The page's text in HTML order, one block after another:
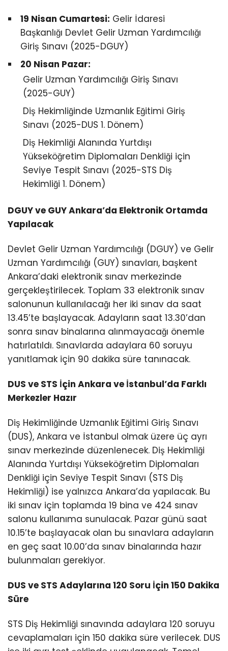
19 Nisan Cumartesi: Gelir İdaresi
Başkanlığı Devlet Gelir Uzman Yardımcılığı
Giriş Sınavı (2025-DGUY)
20 Nisan Pazar:
Gelir Uzman Yardımcılığı Giriş Sınavı
(2025-GUY)
Diş Hekimliğinde Uzmanlık Eğitimi Giriş
Sınavı (2025-DUS 1. Dönem)
Diş Hekimliği Alanında Yurtdışı
Yükseköğretim Diplomaları Denkliği için
Seviye Tespit Sınavı (2025-STS Diş
Hekimliği 1. Dönem)
DGUY ve GUY Ankara’da Elektronik Ortamda
Yapılacak
Devlet Gelir Uzman Yardımcılığı (DGUY) ve Gelir
Uzman Yardımcılığı (GUY) sınavları, başkent
Ankara’daki elektronik sınav merkezinde
gerçekleştirilecek. Toplam 33 elektronik sınav
salonunun kullanılacağı her iki sınav da saat
13.45’te başlayacak. Adayların saat 13.30’dan
sonra sınav binalarına alınmayacağı önemle
hatırlatıldı. Sınavlarda adaylara 60 soruyu
yanıtlamak için 90 dakika süre tanınacak.
DUS ve STS İçin Ankara ve İstanbul’da Farklı
Merkezler Hazır
Diş Hekimliğinde Uzmanlık Eğitimi Giriş Sınavı
(DUS), Ankara ve İstanbul olmak üzere üç ayrı
sınav merkezinde düzenlenecek. Diş Hekimliği
Alanında Yurtdışı Yükseköğretim Diplomaları
Denkliği için Seviye Tespit Sınavı (STS Diş
Hekimliği) ise yalnızca Ankara’da yapılacak. Bu
iki sınav için toplamda 19 bina ve 424 sınav
salonu kullanıma sunulacak. Pazar günü saat
10.15’te başlayacak olan bu sınavlara adayların
en geç saat 10.00’da sınav binalarında hazır
bulunmaları gerekiyor.
DUS ve STS Adaylarına 120 Soru İçin 150 Dakika
Süre
STS Diş Hekimliği sınavında adaylara 120 soruyu
cevaplamaları için 150 dakika süre verilecek. DUS